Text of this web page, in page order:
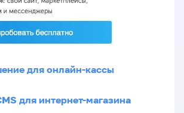
для онлайн-кассы
для интернет-магазина